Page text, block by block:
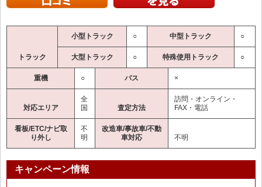
トラック
小型トラック ○ 中型トラック ○
大型トラック ○ 特殊使用トラック ○
重機 ○ バス ×
対応エリア
全
国
査定方法
訪問・オンライン・
FAX・電話
看板/ETC/ナビ取
り外し
不
明
改造車/事故車/不動
車対応
不明
キャンペーン情報